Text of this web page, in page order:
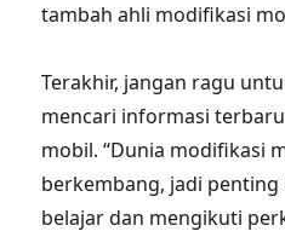
tambah ahli modifikasi
Terakhir, jangan ragu
mencari informasi
mobil. “Dunia modifikasi
berkembang, jadi
belajar dan mengikuti